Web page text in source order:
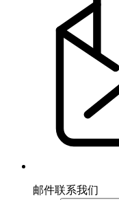
邮件联系我们